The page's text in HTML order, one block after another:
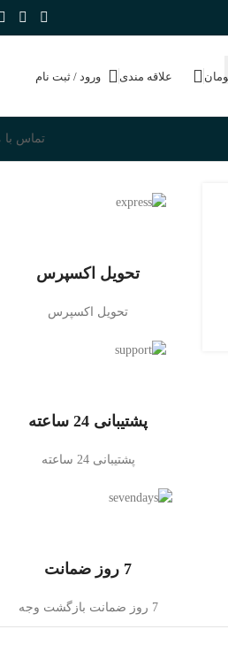
علاقه مندی ورود / ثبت نام
تماس با
تحویل اکسپرس
تحویل اکسپرس
پشتیبانی 24 ساعته
پشتیبانی 24 ساعته
7 روز ضمانت
7 روز ضمانت بازگشت وجه